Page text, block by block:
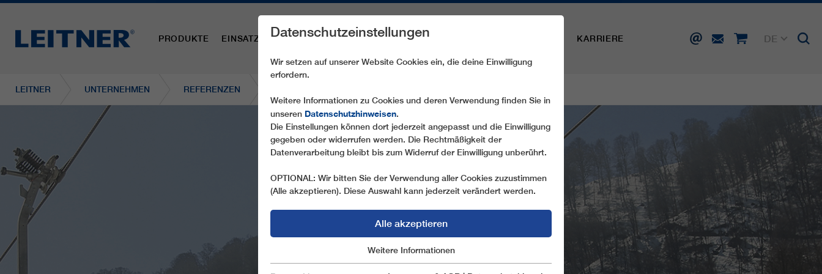
PRODUKTE EINSATZBEREICHE ERSATZTEILE SERVICE KARRIERE
DE
LEITNER UNTERNEHMEN REFERENZEN
Datenschutzeinstellungen
Wir setzen auf unserer Website Cookies ein, die deine Einwilligung
erfordern.
Weitere Informationen zu Cookies und deren Verwendung finden Sie in
unseren Datenschutzhinweisen.
Die Einstellungen können dort jederzeit angepasst und die Einwilligung
gegeben oder widerrufen werden. Die Rechtmäßigkeit der
Datenverarbeitung bleibt bis zum Widerruf der Einwilligung unberührt.
OPTIONAL: Wir bitten Sie der Verwendung aller Cookies zuzustimmen
(Alle akzeptieren). Diese Auswahl kann jederzeit verändert werden.
Alle akzeptieren
Marketing
Weitere Informationen